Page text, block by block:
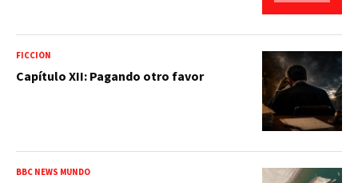
FICCIÓN
Capítulo XII: Pagando otro favor
BBC NEWS MUNDO